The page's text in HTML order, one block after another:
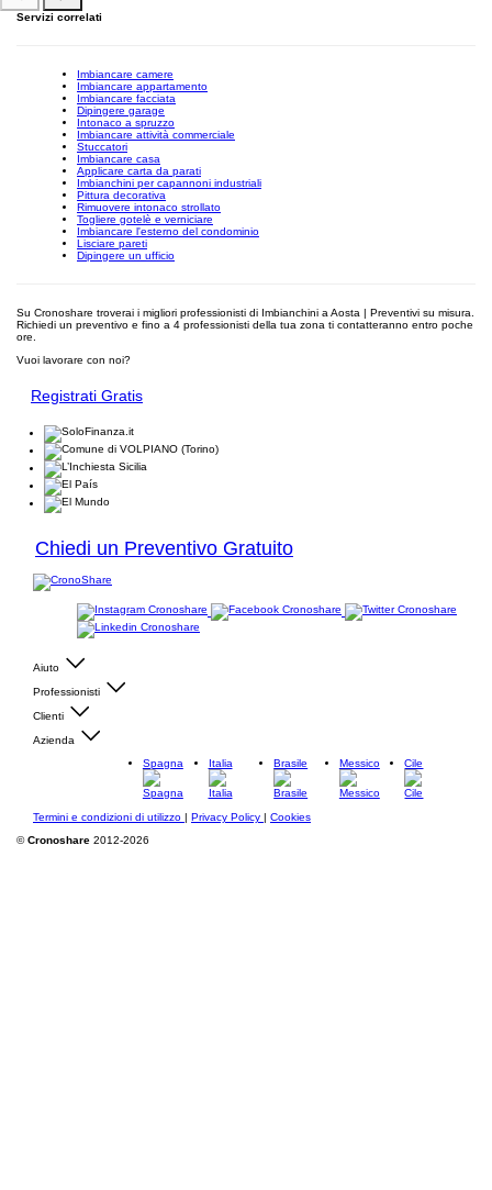
Servizi correlati
Imbiancare camere
Imbiancare appartamento
Imbiancare facciata
Dipingere garage
Intonaco a spruzzo
Imbiancare attività commerciale
Stuccatori
Imbiancare casa
Applicare carta da parati
Imbianchini per capannoni industriali
Pittura decorativa
Rimuovere intonaco strollato
Togliere gotelè e verniciare
Imbiancare l'esterno del condominio
Lisciare pareti
Dipingere un ufficio
Su Cronoshare troverai i migliori professionisti di Imbianchini a Aosta | Preventivi su misura.
Richiedi un preventivo e fino a 4 professionisti della tua zona ti contatteranno entro poche
ore.
Vuoi lavorare con noi?
Registrati Gratis
Chiedi un Preventivo Gratuito
Aiuto
Professionisti
Clienti
Azienda
Spagna
Italia Brasile Messico Cile
Termini e condizioni di utilizzo | Privacy Policy | Cookies
©Cronoshare 2012-2026